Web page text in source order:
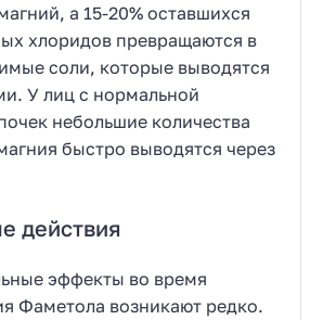
а 15-20% оставшихся
хлоридов превращаются в
соли, которые выводятся
У лиц с нормальной
небольшие количества
быстро выводятся через
действия
эффекты во время
Фаметола возникают редко.